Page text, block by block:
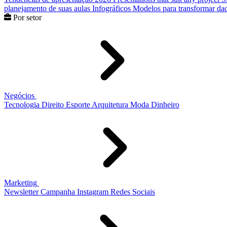
planejamento de suas aulas Infográficos Modelos para transformar
Por setor
Negócios
Tecnologia Direito Esporte Arquitetura Moda Dinheiro
Marketing
Newsletter Campanha Instagram Redes Sociais